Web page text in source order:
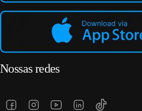
Nossas redes